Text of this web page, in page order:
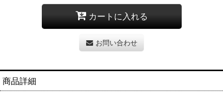
カートに入れる
お問い合わせ
商品詳細